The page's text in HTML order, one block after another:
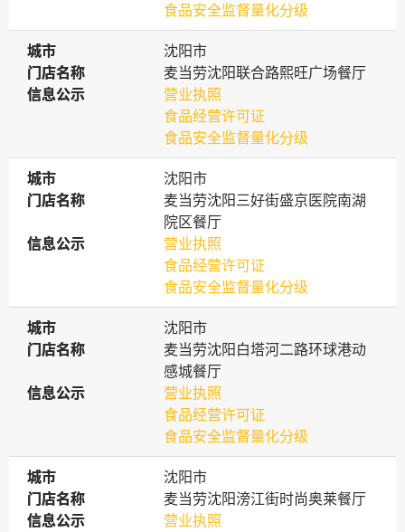
食品安全监督量化分级
城市
城市
沈阳市
门店名称
门店名称
麦当劳沈阳联合路熙旺广场餐厅
信息公示
信息公示
营业执照
食品经营许可证
食品安全监督量化分级
城市
城市
沈阳市
门店名称
门店名称
麦当劳沈阳三好街盛京医院南湖
院区餐厅
信息公示
信息公示
营业执照
食品经营许可证
食品安全监督量化分级
城市
城市
沈阳市
门店名称
门店名称
麦当劳沈阳白塔河二路环球港动
感城餐厅
信息公示
信息公示
营业执照
食品经营许可证
食品安全监督量化分级
城市
城市
沈阳市
门店名称
门店名称
麦当劳沈阳滂江街时尚奥莱餐厅
信息公示
信息公示
营业执照